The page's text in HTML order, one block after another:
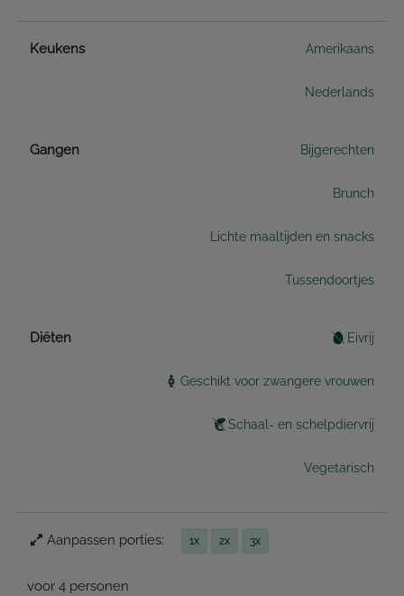
Keukens Amerikaans
Nederlands
Gangen Bijgerechten
Brunch
Lichte maaltijden en snacks
Tussendoortjes
Diëten Eivrij
Geschikt voor zwangere vrouwen
Schaal- en schelpdiervrij
Vegetarisch
Aanpassen porties: 1x 2x 3x
voor 4 personen